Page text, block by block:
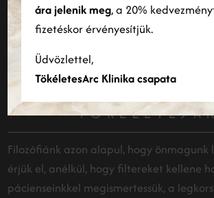
Maradjunk
Filozófiánk azon alapul, hogy
érjük el, anélkül, hogy filtereket kellene
pácienseinkkel megismertessük, a
ára jelenik meg, a 20%
fizetéskor érvényesítjük.
Üdvözlettel,
TökéletesArc Klinika csapata
ÖSSZES
ÖSSZES ELUTASÍTÁSA